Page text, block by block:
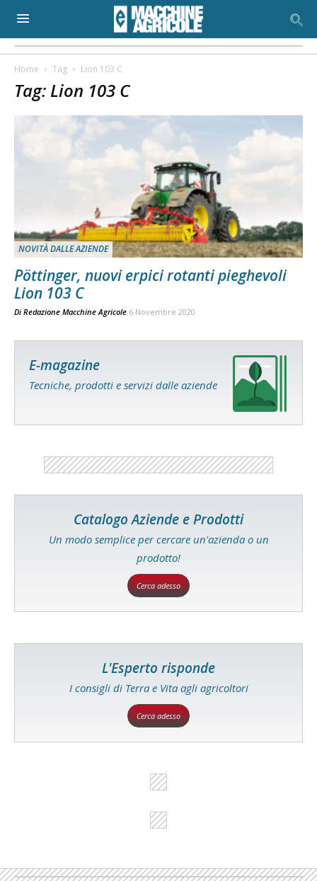
Home Tag Lion 103 C
Tag: Lion 103 C
NOVITÀ DALLE AZIENDE
Pöttinger, nuovi erpici rotanti pieghevoli
Lion 103 C
Di Redazione Macchine Agricole 6 Novembre 2020
E-magazine
Tecniche, prodotti e servizi dalle aziende
Catalogo Aziende e Prodotti
Un modo semplice per cercare un'azienda o un
prodotto!
Cerca adesso
L'Esperto risponde
I consigli di Terra e Vita agli agricoltori
Cerca adesso